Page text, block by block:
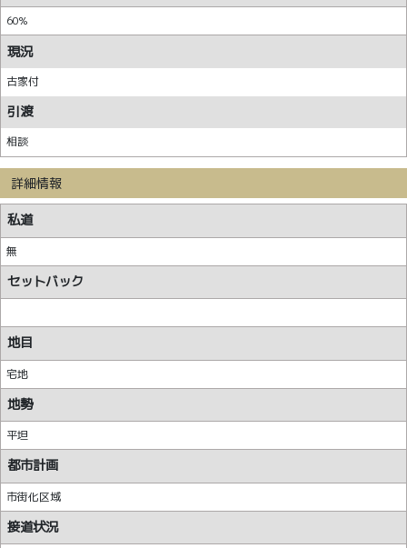
60%
現況
古家付
引渡
相談
詳細情報
私道
無
セットバック
地目
宅地
地勢
平坦
都市計画
市街化区域
接道状況